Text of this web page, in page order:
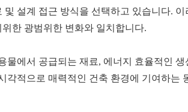
설계 접근 방식을 선택하고 있습니다.
한 광범위한 변화와 일치합니다.
물에서 공급되는 재료, 에너지 효율적인
각적으로 매력적인 건축 환경에 기여하는